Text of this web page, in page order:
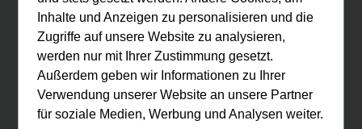
Inhalte und Anzeigen zu personalisieren und die
Zugriffe auf unsere Website zu analysieren,
werden nur mit Ihrer Zustimmung gesetzt.
Außerdem geben wir Informationen zu Ihrer
Verwendung unserer Website an unsere Partner
für soziale Medien, Werbung und Analysen weiter.